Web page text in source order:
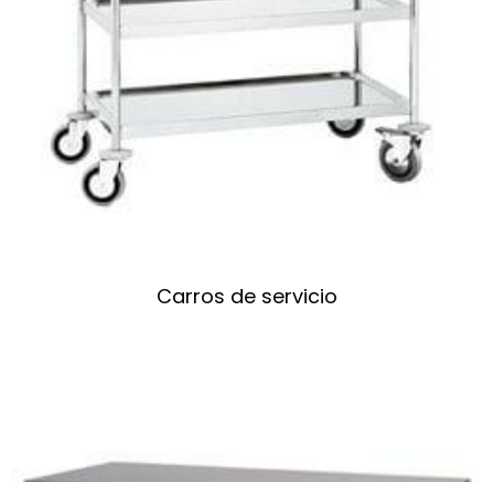
Carros de servicio